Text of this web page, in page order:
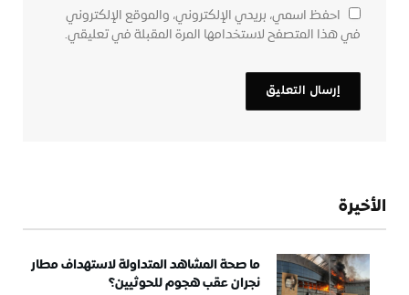
احفظ اسمي، بريدي الإلكتروني، والموقع الإلكتروني
في هذا المتصفح لاستخدامها المرة المقبلة في تعليقي.
الأخيرة
ما صحة المشاهد المتداولة لاستهداف مطار
نجران عقب هجوم للحوثيين؟